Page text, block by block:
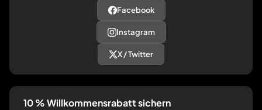
Facebook
Instagram
X / Twitter
10 % Willkommensrabatt sichern